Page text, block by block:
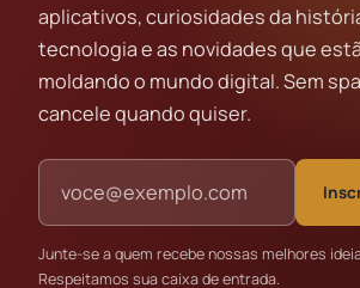
aplicativos, curiosidades da
tecnologia e as novidades que
moldando o mundo digital. Sem
cancele quando quiser.
Endereço de e-mail
Junte-se a quem recebe nossas melhores
Respeitamos sua caixa de entrada.